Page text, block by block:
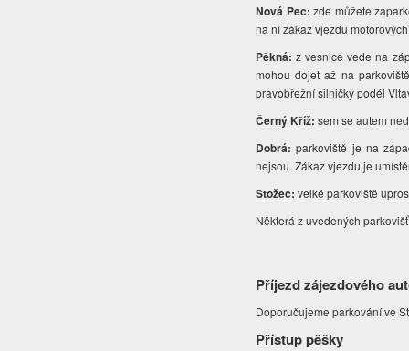
Nová Pec: zde můžete
na ní zákaz vjezdu
Pěkná: z vesnice vede na
mohou dojet až na
pravobřežní silničky podél
Černý Kříž:sem se autem
Dobrá:parkoviště je na
nejsou. Zákaz vjezdu je
Stožec:velké parkoviště
Některá z uvedených
Příjezd zájezdového
Doporučujeme parkování ve
Přístup pěšky